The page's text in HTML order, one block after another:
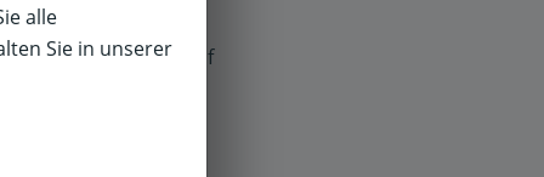
alle
Sie in unserer
f